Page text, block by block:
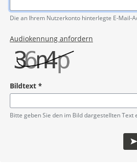
Pflichtangabe
Die an Ihrem Nutzerkonto hinterlegte E-Mail-
Audiokennung anfordern
Bildtext *
Pflichtangabe
Bitte geben Sie den im Bild dargestellten Text